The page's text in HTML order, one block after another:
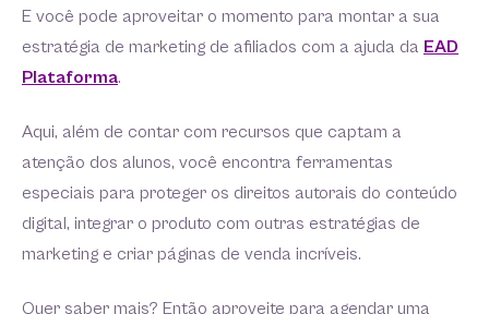
E você pode aproveitar o momento para montar a sua
estratégia de marketing de afiliados com a ajuda da EAD
Plataforma.
Aqui, além de contar com recursos que captam a
atenção dos alunos, você encontra ferramentas
especiais para proteger os direitos autorais do conteúdo
digital, integrar o produto com outras estratégias de
marketing e criar páginas de venda incríveis.
Quer saber mais? Então aproveite para agendar uma